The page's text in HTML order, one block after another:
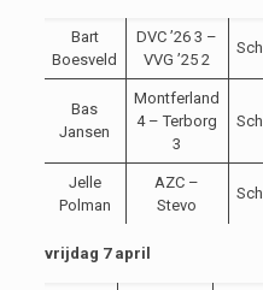
Bart
Boesveld
DVC ’26 3 –
VVG ’25 2
Bas
Jansen
Montferland
4 – Terborg
3
Jelle
Polman
AZC –
Stevo
vrijdag 7 april